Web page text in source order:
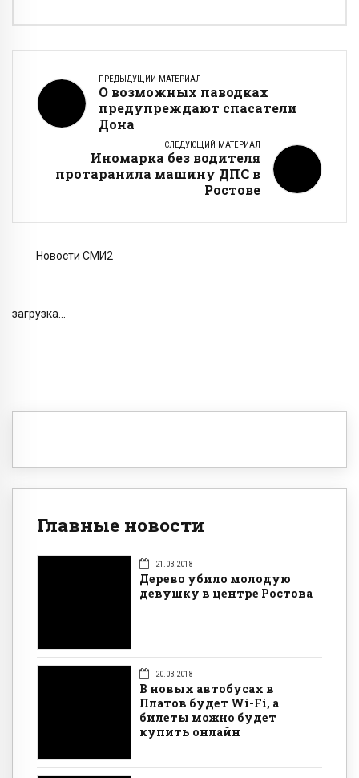
ПРЕДЫДУЩИЙ МАТЕРИАЛ
О возможных паводках
предупреждают спасатели
Дона
СЛЕДУЮЩИЙ МАТЕРИАЛ
Иномарка без водителя
протаранила машину ДПС в
Ростове
Новости СМИ2
загрузка...
Главные новости
21.03.2018
Дерево убило молодую
девушку в центре Ростова
20.03.2018
В новых автобусах в
Платов будет Wi-Fi, а
билеты можно будет
купить онлайн